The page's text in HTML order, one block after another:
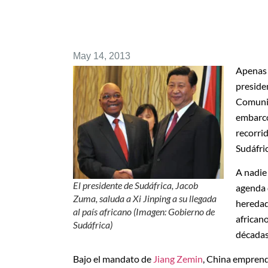
May 14, 2013
El presidente de Sudáfrica, Jacob
Zuma, saluda a Xi Jinping a su llegada
al país africano (Imagen: Gobierno de
Sudáfrica)
A
Bajo el mandato de Jiang Zemin , China